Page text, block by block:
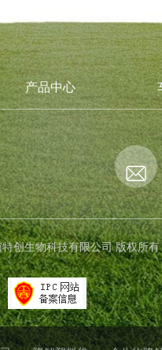
产品中心
创生物科技有限公司 版权所有